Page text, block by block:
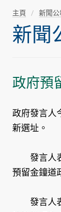
主頁 新聞
新聞
政府預
政府發言人
新選址。
發言人表
預留金鐘道
發言人表